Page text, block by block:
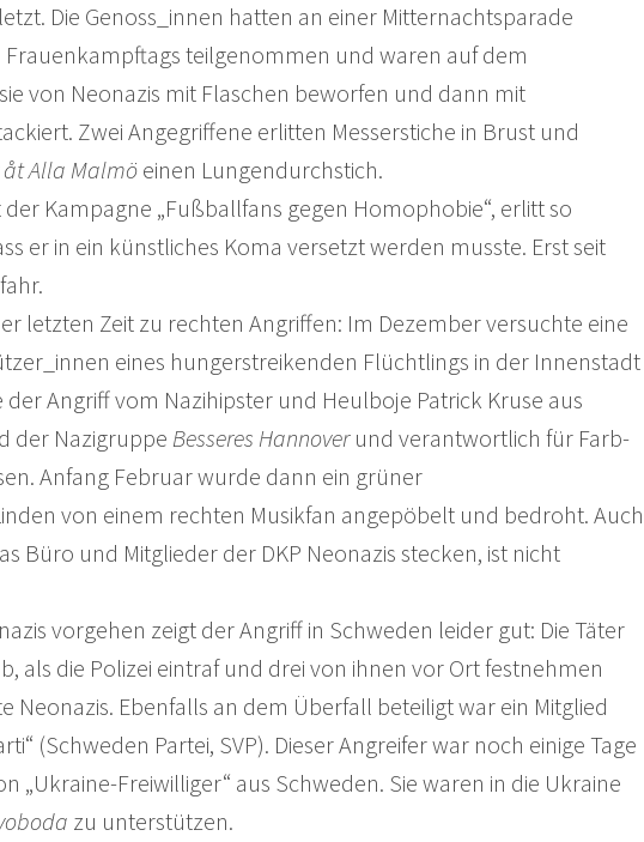
Die Genoss_innen hatten an einer Mitternachtsparade
teilgenommen und waren auf dem
von Neonazis mit Flaschen beworfen und dann mit
Zwei Angegriffene erlitten Messerstiche in Brust und
Alla Malmö einen Lungendurchstich.
Kampagne „Fußballfans gegen Homophobie“, erlitt so
er in ein künstliches Koma versetzt werden musste. Erst seit
letzten Zeit zu rechten Angriffen: Im Dezember versuchte eine
eines hungerstreikenden Flüchtlings in der Innenstadt
Angriff vom Nazihipster und Heulboje Patrick Kruse aus
der Nazigruppe Besseres Hannoverund verantwortlich für Farb-
Anfang Februar wurde dann ein grüner
von einem rechten Musikfan angepöbelt und bedroht. Auch
Büro und Mitglieder der DKP Neonazis stecken, ist nicht
vorgehen zeigt der Angriff in Schweden leider gut: Die Täter
als die Polizei eintraf und drei von ihnen vor Ort festnehmen
Neonazis. Ebenfalls an dem Überfall beteiligt war ein Mitglied
(Schweden Partei, SVP). Dieser Angreifer war noch einige Tage
„Ukraine-Freiwilliger“ aus Schweden. Sie waren in die Ukraine
zu unterstützen.